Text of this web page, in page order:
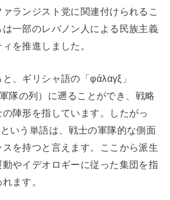
ランジスト党に関連付けられるこ
一部のレバノン人による民族主義
を推進しました。
、ギリシャ語の「φάλαγξ」
隊の列）に遡ることができ、戦略
陣形を指しています。したがっ
いう単語は、戦士の軍隊的な側面
を持つと言えます。ここから派生
やイデオロギーに従った集団を指
ます。